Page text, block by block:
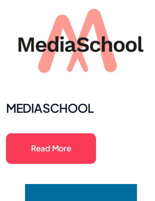
MEDIASCHOOL
Read More